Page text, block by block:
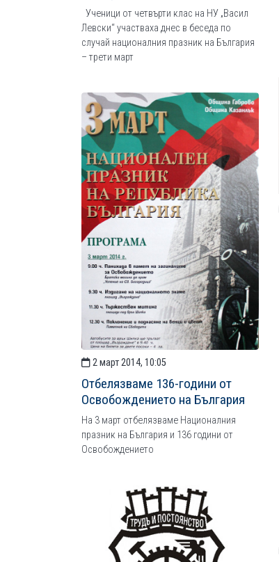
Ученици от четвърти клас на НУ „Васил
Левски“ участваха днес в беседа по
случай националния празник на България
– трети март
2 март 2014, 10:05
Отбелязваме 136-години от
Освобождението на България
На 3 март отбелязваме Националния
празник на България и 136 години от
Освобождението